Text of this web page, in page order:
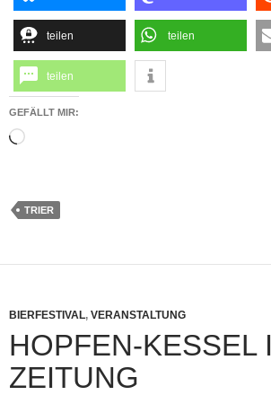
teilen teilen
teilen
GEFÄLLT MIR:
Wird
TRIER
BIERFESTIVAL, VERANSTALTUNG
HOPFEN-KESSEL
ZEITUNG